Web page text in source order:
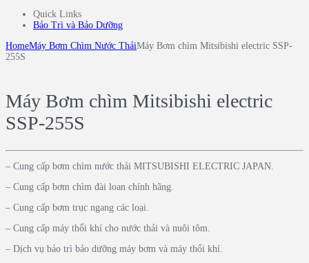
Quick Links
Bảo Trì và Bảo Dưỡng
HomeMáy Bơm Chìm Nước ThảiMáy Bơm chìm Mitsibishi electric SSP-
255S
Máy Bơm chìm Mitsibishi electric
SSP-255S
– Cung cấp bơm chìm nước thải MITSUBISHI ELECTRIC JAPAN.
– Cung cấp bơm chìm đài loan chính hãng.
– Cung cấp bơm trục ngang các loại.
– Cung cấp máy thổi khí cho nước thải và nuôi tôm.
– Dịch vụ bảo trì bảo dưỡng máy bơm và máy thổi khí.